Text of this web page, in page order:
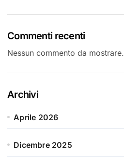
Commenti recenti
Nessun commento da mostrare.
Archivi
Aprile 2026
Dicembre 2025